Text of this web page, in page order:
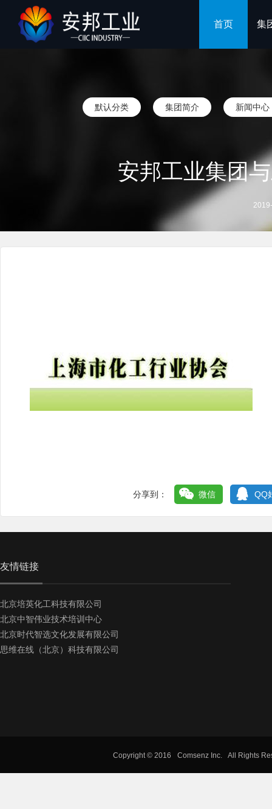
首页 集
默认分类 集团简介 新闻中心
安邦工业集团
分享到： 微信 QQ
友情链接
北京培英化工科技有限公司
北京中智伟业技术培训中心
北京时代智选文化发展有限公司
思维在线（北京）科技有限公司
Copyright © 2016 Comsenz Inc. All Rights